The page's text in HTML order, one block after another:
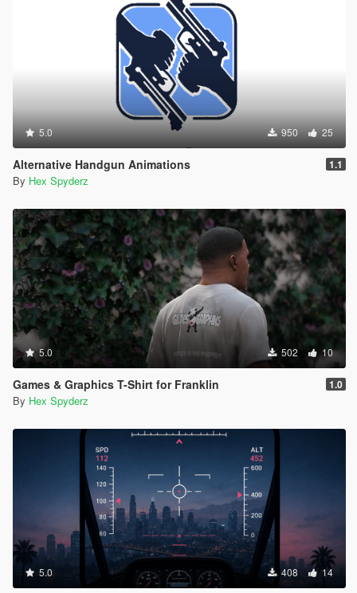
5.0 950 25
Alternative Handgun Animations 1.1
By Hex Spyderz
5.0 502 10
Games & Graphics T-Shirt for Franklin 1.0
By Hex Spyderz
5.0 408 14